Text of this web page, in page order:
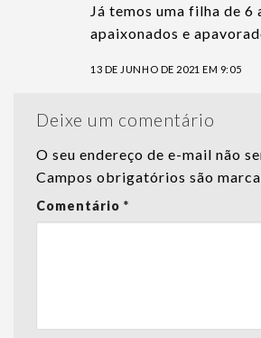
Já temos uma filha de 6
apaixonados e
13 DE JUNHO DE 2021 EM 9:05
Deixe um comentário
O seu endereço de e-mail não
Campos obrigatórios são
Comentário *